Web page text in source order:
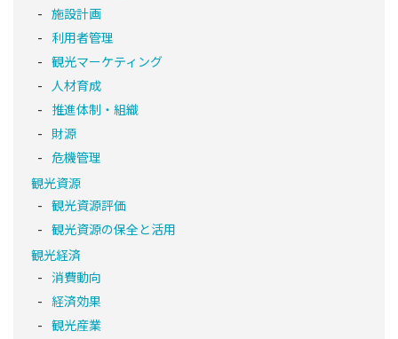
施設計画
利用者管理
観光マーケティング
人材育成
推進体制・組織
財源
危機管理
観光資源
観光資源評価
観光資源の保全と活用
観光経済
消費動向
経済効果
観光産業